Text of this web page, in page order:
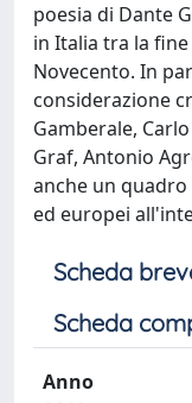
poesia di Dante
in Italia tra la
Novecento. In
considerazione
Gamberale,
Graf, Antonio
anche un
ed europei
Scheda
Scheda
Anno